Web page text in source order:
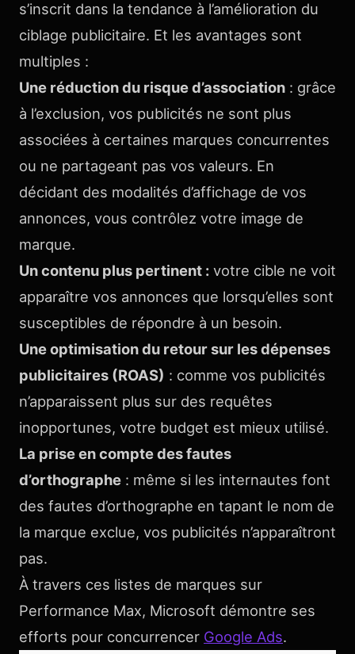
s’inscrit dans la tendance à l’amélioration du
ciblage publicitaire. Et les avantages sont
multiples :
Une réduction du risque d’association : grâce
à l’exclusion, vos publicités ne sont plus
associées à certaines marques concurrentes
ou ne partageant pas vos valeurs. En
décidant des modalités d’affichage de vos
annonces, vous contrôlez votre image de
marque.
Un contenu plus pertinent : votre cible ne voit
apparaître vos annonces que lorsqu’elles sont
susceptibles de répondre à un besoin.
Une optimisation du retour sur les dépenses
publicitaires (ROAS) : comme vos publicités
n’apparaissent plus sur des requêtes
inopportunes, votre budget est mieux utilisé.
La prise en compte des fautes
d’orthographe : même si les internautes font
des fautes d’orthographe en tapant le nom de
la marque exclue, vos publicités n’apparaîtront
pas.
À travers ces listes de marques sur
Performance Max, Microsoft démontre ses
efforts pour concurrencer Google Ads.